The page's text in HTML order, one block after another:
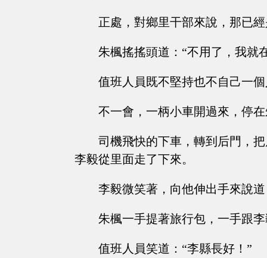
正處，對鄉里干部來說，那已
朱楓搖搖頭道：“不用了，我就
值班人員既不堅持也不自己一
不一會，一柄小車開過來，停
司機飛快的下車，轉到后門，
李毅從里面走了下來。
李毅微笑著，向他伸出手來說
朱楓一手提著旅行包，一手跟
值班人員笑道：“李縣長好！”